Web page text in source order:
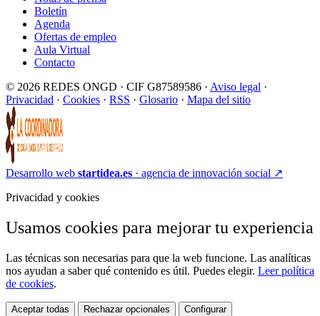
Boletín
Agenda
Ofertas de empleo
Aula Virtual
Contacto
© 2026 REDES ONGD · CIF G87589586 · Aviso legal ·
Privacidad · Cookies · RSS · Glosario · Mapa del sitio
Desarrollo web startidea.es · agencia de innovación social ↗
Privacidad y cookies
Usamos cookies para mejorar tu experiencia
Las técnicas son necesarias para que la web funcione. Las analíticas
nos ayudan a saber qué contenido es útil. Puedes elegir. Leer política
de cookies.
Aceptar todas Rechazar opcionales Configurar